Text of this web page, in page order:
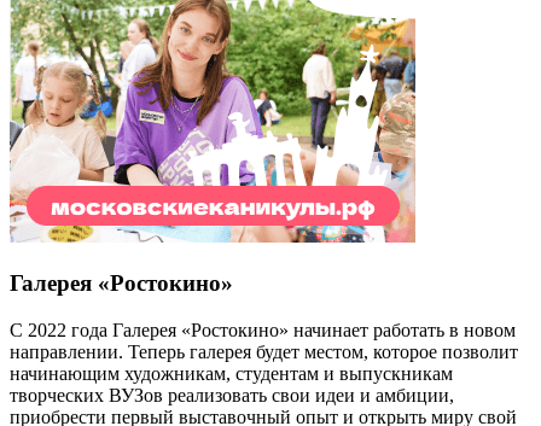
Галерея «Ростокино»
С 2022 года Галерея «Ростокино» начинает работать в новом
направлении. Теперь галерея будет местом, которое позволит
начинающим художникам, студентам и выпускникам
творческих ВУЗов реализовать свои идеи и амбиции,
приобрести первый выставочный опыт и открыть миру свой